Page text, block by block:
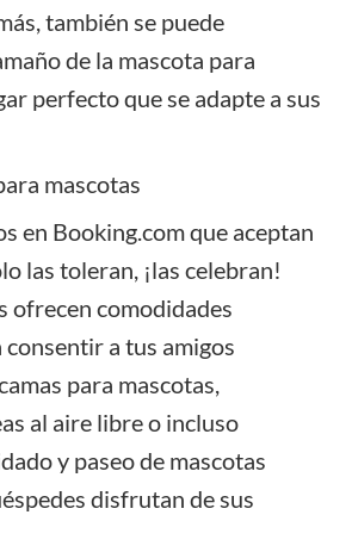
también se puede
de la mascota para
perfecto que se adapte a sus
mascotas
en Booking.comque aceptan
las toleran, ¡las celebran!
ofrecen comodidades
consentir a tus amigos
para mascotas,
al aire libre o incluso
y paseo de mascotas
disfrutan de sus